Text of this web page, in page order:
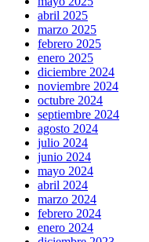
abril 2025
marzo 2025
febrero 2025
enero 2025
diciembre 2024
noviembre 2024
octubre 2024
septiembre 2024
agosto 2024
julio 2024
junio 2024
mayo 2024
abril 2024
marzo 2024
febrero 2024
enero 2024